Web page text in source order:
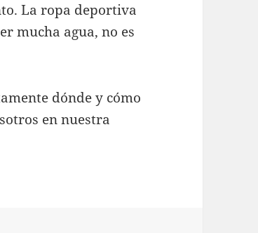
La ropa deportiva
mucha agua, no es
dónde y cómo
en nuestra